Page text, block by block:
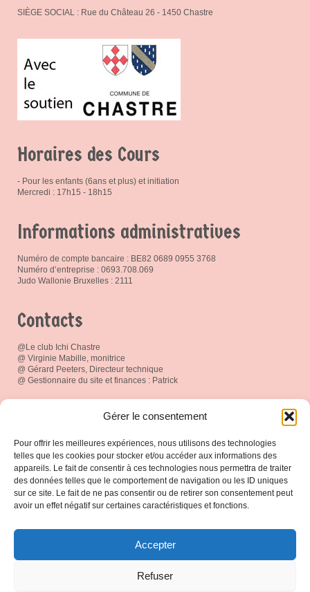
Gérer le consentement
Pour offrir les meilleures expériences, nous utilisons des technologies
telles que les cookies pour stocker et/ou accéder aux informations des
appareils. Le fait de consentir à ces technologies nous permettra de traiter
des données telles que le comportement de navigation ou les ID uniques
sur ce site. Le fait de ne pas consentir ou de retirer son consentement peut
avoir un effet négatif sur certaines caractéristiques et fonctions.
Accepter
Refuser
SIÈGE SOCIAL : Rue du Château 26 - 1450 Chastre
Horaires des Cours
- Pour les enfants (6ans et plus) et initiation
Mercredi : 17h15 - 18h15
Informations administratives
Numéro de compte bancaire : BE82 0689 0955 3768
Numéro d’entreprise : 0693.708.069
Judo Wallonie Bruxelles : 2111
Contacts
@Le club Ichi Chastre
@ Virginie Mabille, monitrice
@ Gérard Peeters, Directeur technique
@ Gestionnaire du site et finances : Patrick
Réseau social
Espace Membres
Protection de vos données